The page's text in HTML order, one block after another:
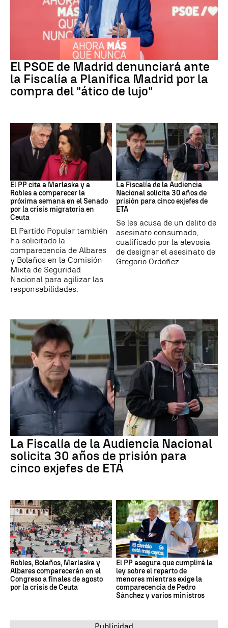
El PSOE de Madrid denunciará ante
la Fiscalía a Planifica Madrid por la
compra del "ático de lujo"
Crisis Migratoria
El PP cita a Marlaska y a
Robles a comparecer la
próxima semana en el Senado
por la crisis migratoria en
Ceuta
El Partido Popular también
ha solicitado la
comparecencia de Albares
y Bolaños en la Comisión
Mixta de Seguridad
Nacional para agilizar las
responsabilidades.
ETA
La Fiscalía de la Audiencia
Nacional solicita 30 años de
prisión para cinco exjefes de
ETA
Se les acusa de un delito de
asesinato consumado,
cualificado por la alevosía
de designar el asesinato de
Gregorio Ordoñez.
La Fiscalía de la Audiencia Nacional
solicita 30 años de prisión para
cinco exjefes de ETA
Robles, Bolaños, Marlaska y
Albares comparecerán en el
Congreso a finales de agosto
por la crisis de Ceuta
El PP asegura que cumplirá la
ley sobre el reparto de
menores mientras exige la
comparecencia de Pedro
Sánchez y varios ministros